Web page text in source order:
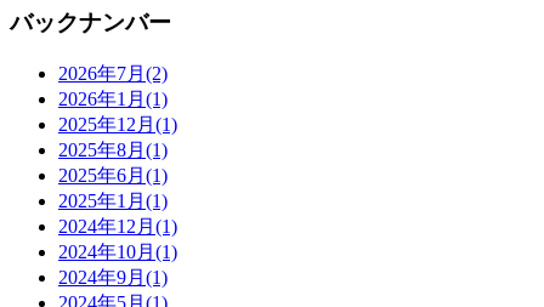
バックナンバー
2026年7月 (2)
2026年1月 (1)
2025年12月 (1)
2025年8月 (1)
2025年6月 (1)
2025年1月 (1)
2024年12月 (1)
2024年10月 (1)
2024年9月 (1)
2024年5月 (1)